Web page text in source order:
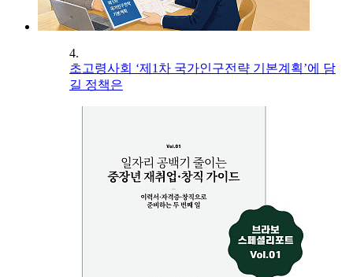
4.
초고령사회 ‘제1차 국가인구전략 기본계획’에 담
길 정책은